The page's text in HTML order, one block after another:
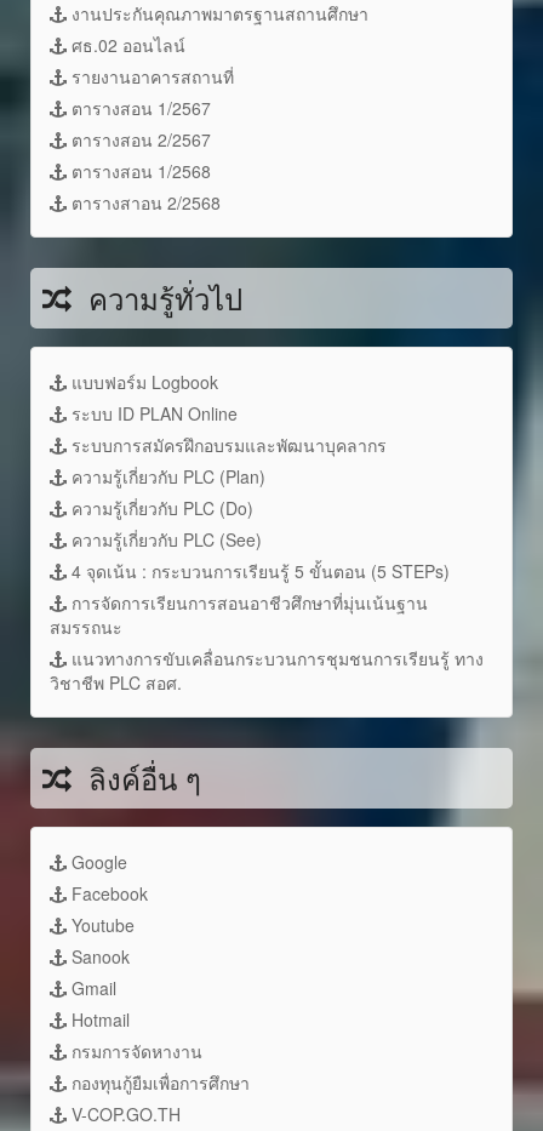
งานประกันคุณภาพมาตรฐานสถานศึกษา
ศธ.02 ออนไลน์
รายงานอาคารสถานที่
ตารางสอน 1/2567
ตารางสอน 2/2567
ตารางสอน 1/2568
ตารางสาอน 2/2568
ความรู้ทั่วไป
แบบฟอร์ม Logbook
ระบบ ID PLAN Online
ระบบการสมัครฝึกอบรมและพัฒนาบุคลากร
ความรู้เกี่ยวกับ PLC (Plan)
ความรู้เกี่ยวกับ PLC (Do)
ความรู้เกี่ยวกับ PLC (See)
4 จุดเน้น : กระบวนการเรียนรู้ 5 ขั้นตอน (5 STEPs)
การจัดการเรียนการสอนอาชีวศึกษาที่มุ่นเน้นฐาน
สมรรถนะ
แนวทางการขับเคลื่อนกระบวนการชุมชนการเรียนรู้ ทาง
วิชาชีพ PLC สอศ.
ลิงค์อื่น ๆ
Google
Facebook
Youtube
Sanook
Gmail
Hotmail
กรมการจัดหางาน
กองทุนกู้ยืมเพื่อการศึกษา
V-COP.GO.TH